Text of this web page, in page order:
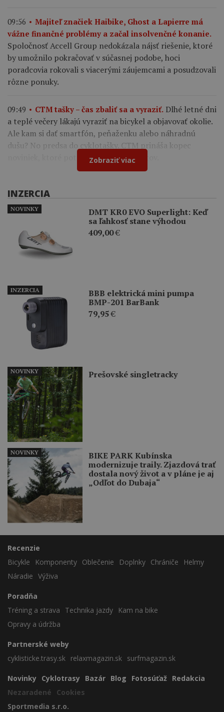
09:56
Majiteľ značiek Haibike, Ghost a Lapierre má
vážne finančné problémy a začal insolvenčné konanie.
Spoločnosť Accell Group nedokázala nájsť riešenie, ktoré
by umožnilo pokračovať v súčasnej podobe, hoci
poradcovia rokovali s viacerými záujemcami a posudzovali
rôzne ponuky.
09:49 CTM tašky – čas zbaliť sa a vyraziť. Dlhé letné dni
a teplé večery lákajú vyraziť na bicykel a objavovať okolie.
Ale kam si dať smartfón, peňaženku alebo náhradnú
dušu? No predsa do cyklotašky. CTM prináša kopec
noviniek, ktoré potešia všetkých cyklistov.
Zobraziť viac
INZERCIA
DMT KR0 EVO Superlight: Keď
sa ľahkosť stane výhodou
409,00€
NOVINKY
BBB elektrická mini pumpa
BMP-201 BarBank
79,95€
INZERCIA
Prešovské singletracky
NOVINKY
BIKE PARK Kubínska
modernizuje traily. Zjazdová trať
dostala nový život a v pláne je aj
„Odľot do Dubaja“
NOVINKY
Recenzie
Bicykle
Komponenty Oblečenie Doplnky Chrániče
Helmy
Náradie Výživa
Poradňa
Tréning a strava
Technika jazdy
Kam na bike
Opravy a údržba
Partnerské weby
cyklisticke.trasy.sk relaxmagazin.sk surfmagazin.sk
Novinky Cyklotrasy Bazár Blog Fotosúťaž Redakcia
Nezaradené
Cookies
Sportmedia s.r.o.